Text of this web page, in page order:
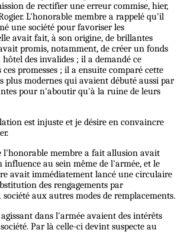
de rectifier une erreur commise, hier,
L'honorable membre a rappelé qu'il
une société pour favoriser les
avait fait, à son origine, de brillantes
promis, notamment, de créer un fonds
des invalides ; il a demandé ce
promesses ; il a ensuite comparé cette
plus modernes qui avaient débuté aussi par
pour n'aboutir qu'à la ruine de leurs
est injuste et je désire en convaincre
l'honorable membre a fait allusion avait
influence au sein même de l'armée, et le
avait immédiatement lancé une circulaire
des rengagements par
aux autres modes de remplacements.
dans l'armée avaient des intérêts
Par là celle-ci devint suspecte au